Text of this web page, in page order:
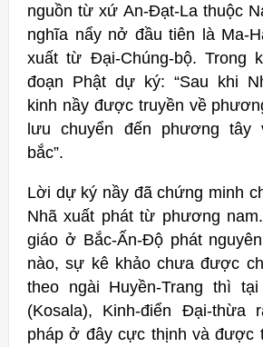
nguồn từ xứ An-Đạt-La thuộc
nghĩa nẩy nở đầu tiên là Ma-
xuất từ Đại-Chúng-bộ. Trong
đoạn Phật dự ký: “Sau khi
kinh nầy được truyền về
lưu chuyển đến phương tây
bắc”.
Lời dự ký nầy đã chứng minh
Nhã xuất phát từ phương
giáo ở Bắc-Ấn-Độ phát
nào, sự kê khảo chưa được
theo ngài Huyền-Trang thì
(Kosala), Kinh-điển Đại-thừa
pháp ở đây cực thịnh và được